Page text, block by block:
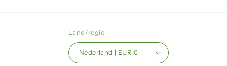
Land/regio
Nederland | EUR €